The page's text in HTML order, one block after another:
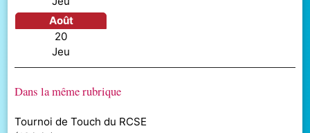
août
20
jeu
Dans la même rubrique
Tournoi de Touch du RCSE